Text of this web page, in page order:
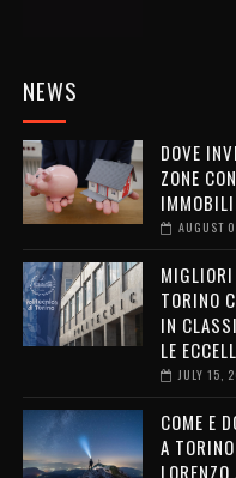
NEWS
DOVE
ZONE
AUGUST
TORINO
IN
LE
JULY 15,
COME E
A